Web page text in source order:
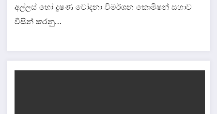
අල්ලස් හෝ දූෂණ චෝදනා විමර්ශන කොමිෂන් සභාව
විසින් කරනු…